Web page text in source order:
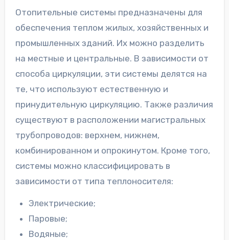
Отопительные системы предназначены для
обеспечения теплом жилых, хозяйственных и
промышленных зданий. Их можно разделить
на местные и центральные. В зависимости от
способа циркуляции, эти системы делятся на
те, что используют естественную и
принудительную циркуляцию. Также различия
существуют в расположении магистральных
трубопроводов: верхнем, нижнем,
комбинированном и опрокинутом. Кроме того,
системы можно классифицировать в
зависимости от типа теплоносителя:
Электрические;
Паровые;
Водяные;